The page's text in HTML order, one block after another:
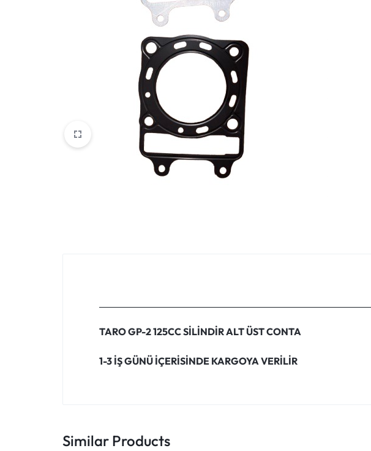
TARO GP-2 125CC SİLİNDİR ALT ÜST CONTA
1-3 İŞ GÜNÜ İÇERİSİNDE KARGOYA VERİLİR
Similar Products